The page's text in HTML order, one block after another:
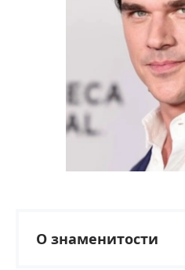
О знаменитости